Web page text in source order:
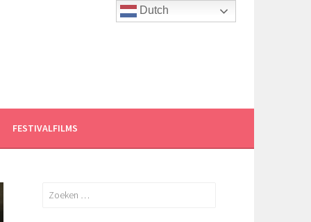
FESTIVALFILMS
Zoeken
Dutch